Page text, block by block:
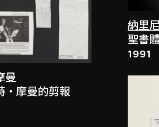
曼
・摩曼的剪報
納里
聖書
1991